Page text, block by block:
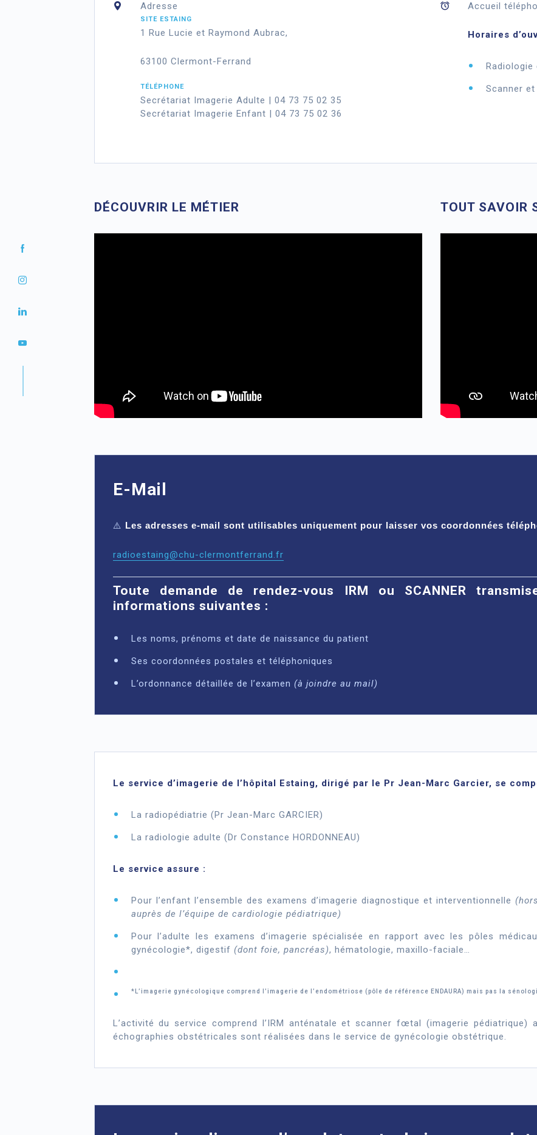
Adresse
SITE ESTAING
1 Rue Lucie et Raymond Aubrac,
63100 Clermont-Ferrand
TÉLÉPHONE
Secrétariat Imagerie Adulte | 04 73 75 02 35
Secrétariat Imagerie Enfant | 04 73 75 02 36
Accueil
Horaires
Radiologie
Scanner et
DÉCOUVRIR LE MÉTIER TOUT SAVOIR
E-Mail
⚠️ Les adresses e-mail sont utilisables uniquement pour laisser vos coordonnées
radioestaing@chu-clermontferrand.fr
Toute demande de rendez-vous IRM ou SCANNER
informations suivantes :
Les noms, prénoms et date de naissance du patient
Ses coordonnées postales et téléphoniques
L’ordonnance détaillée de l’examen (à joindre au mail)
Le service d’imagerie de l’hôpital Estaing, dirigé par le Pr Jean-Marc Garcier, se
La radiopédiatrie (Pr Jean-Marc GARCIER)
La radiologie adulte (Dr Constance HORDONNEAU)
Le service assure :
Pour l’enfant l’ensemble des examens d’imagerie diagnostique et interventionnelle
auprès de l’équipe de cardiologie pédiatrique)
Pour l’adulte les examens d’imagerie spécialisée en rapport avec les pôles
gynécologie*, digestif (dont foie, pancréas), hématologie, maxillo-faciale…
*L’imagerie gynécologique comprend l’imagerie de l’endométriose (pôle de référence ENDAURA) mais pas la
L’activité du service comprend l’IRM anténatale et scanner fœtal (imagerie pédiatrique)
échographies obstétricales sont réalisées dans le service de gynécologie obstétrique.